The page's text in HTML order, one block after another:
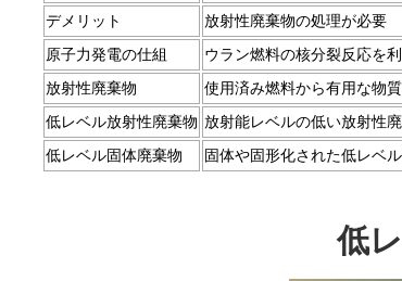
デメリット 放射性廃棄物の処理が必要
原子力発電の仕組 ウラン燃料の核分裂反応を
放射性廃棄物 使用済み燃料から有用な物
低レベル放射性廃棄物 放射能レベルの低い放射性
低レベル固体廃棄物 固体や固形化された低レベ
低